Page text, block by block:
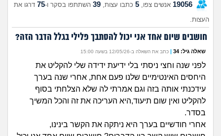
שאלות שעוררו עניין
עצות חדשות
מה קורה כאן?
מתחם הטיפים
19056 אנשים צפו, 5 כתבו עצות, 39 השתתפו בסקר ו-75 דרגו את
העצות.
חושבים שיום אחד אני יכול להסתבך פלילי בגלל הדבר הזה?
שאלה גיל: 34 | כתב את השאלה ב-12/05/26 בשעה 15:00
לפני שנה וחצי ניסתי בלי ידיעת ידידה שלי להקליט את
היחסים האינטימיים שלנו פעם אחת, אחרי שנה בערך
עידכנתי אותה בזה וגם אמרתי לה שלא הצלחתי בסוף
להקליט ואין שום תיעוד,היא העריכה את זה והכל המשיך
בסדר.
אחרי חודשיים בערך היא ניתקה את הקשר בינינו,